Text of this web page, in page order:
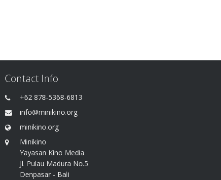
Contact Info
+62 878-5368-6813
info@minikino.org
minikino.org
Minikino
Yayasan Kino Media
Jl. Pulau Madura No.5
Denpasar - Bali